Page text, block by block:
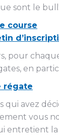
sont le
course
pour
en
régate
qui avez
vous
entretient